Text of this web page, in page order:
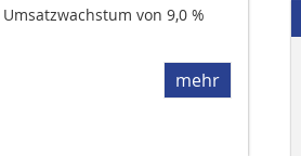
von 9,0 %
mehr